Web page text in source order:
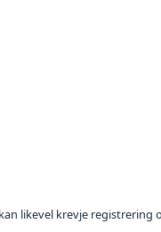
likevel krevje